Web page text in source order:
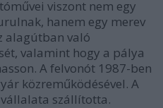
viszont nem egy
hanem egy merev
alagútban való
valamint hogy a pálya
A felvonót 1987-ben
közreműködésével. A
vállalata szállította.